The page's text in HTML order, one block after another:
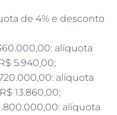
de 4% e desconto
alíquota
5.940,00;
alíquota
13.860,00;
alíquota